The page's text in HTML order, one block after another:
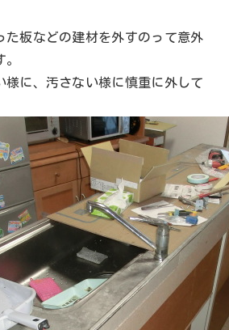
た板などの建材を外すのって意外
様に、汚さない様に慎重に外して